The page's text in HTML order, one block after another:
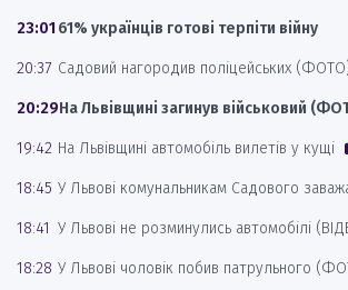
23:01 61% українців готові терпіти війну
20:37 Садовий нагородив поліцейських
20:29На Львівщині загинув військовий
19:42 На Львівщині автомобіль вилетів у кущі
18:45 У Львові комунальникам Садового
18:41 У Львові не розминулись автомобілі
18:28 У Львові чоловік побив патрульного